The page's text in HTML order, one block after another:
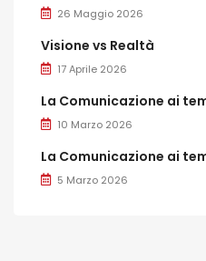
26 Maggio 2026
Visione vs Realtà
17 Aprile 2026
La Comunicazione ai
10 Marzo 2026
La Comunicazione ai
5 Marzo 2026